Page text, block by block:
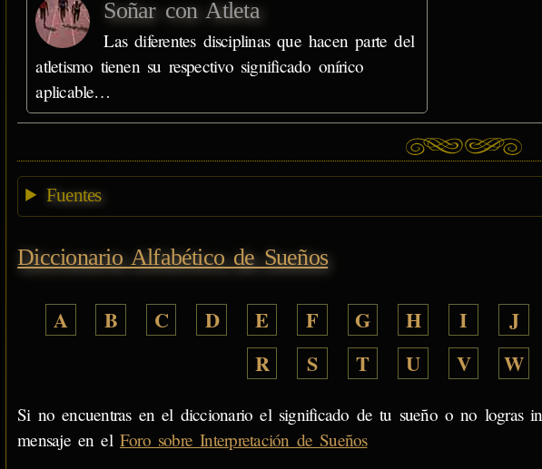
Soñar con Atleta
Las diferentes disciplinas que hacen parte del
atletismo tienen su respectivo significado onírico
aplicable…
Fuentes
Diccionario Alfabético de Sueños
A B C D E F G H I J
R
S T U V W
Si no encuentras en el diccionario el significado de tu sueño o no logras
mensaje en el Foro sobre Interpretación de Sueños